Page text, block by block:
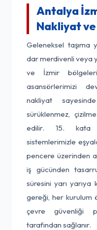
Antalya
Nakliyat
Geleneksel taşıma
dar merdivenli veya
ve İzmir
asansörlerimizi
nakliyat
sürüklenmez,
edilir. 15. kata
sistemlerimizle
pencere üzerinden
iş gücünden
süresini yarı yarıya
gereği, her kurulum
çevre güvenliği
tarafından sağlanır.